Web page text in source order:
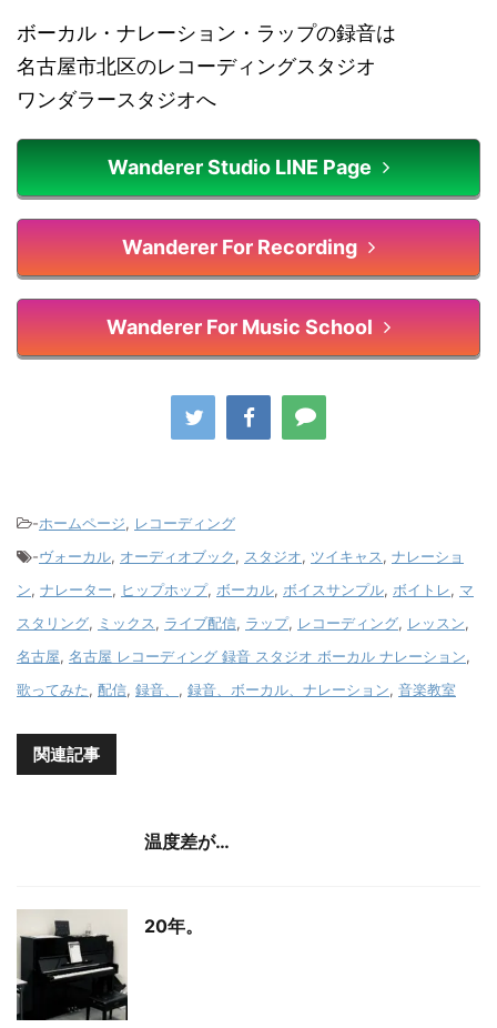
ボーカル・ナレーション・ラップの録音は
名古屋市北区のレコーディングスタジオ
ワンダラースタジオへ
Wanderer Studio LINE Page
Wanderer For Recording
Wanderer For Music School
-ホームページ, レコーディング
-ヴォーカル, オーディオブック, スタジオ, ツイキャス, ナレーショ
ン, ナレーター, ヒップホップ, ボーカル, ボイスサンプル, ボイトレ, マ
スタリング, ミックス, ライブ配信, ラップ, レコーディング, レッスン,
名古屋, 名古屋 レコーディング 録音 スタジオ ボーカル ナレーション,
歌ってみた, 配信, 録音、 , 録音、ボーカル、ナレーション, 音楽教室
関連記事
温度差が…
20年。